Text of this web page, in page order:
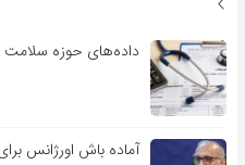
داده‌های حوزه
آماده باش اورژانس